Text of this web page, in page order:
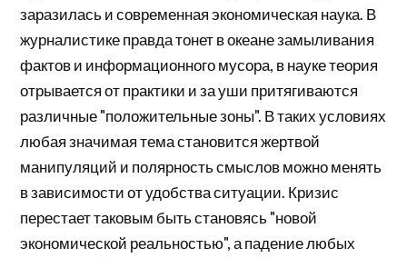
заразилась и современная экономическая наука. В
журналистике правда тонет в океане замыливания
фактов и информационного мусора, в науке теория
отрывается от практики и за уши притягиваются
различные "положительные зоны". В таких условиях
любая значимая тема становится жертвой
манипуляций и полярность смыслов можно менять
в зависимости от удобства ситуации. Кризис
перестает таковым быть становясь "новой
экономической реальностью", а падение любых